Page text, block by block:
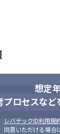
想定
プロセスな
レバテックID利用規
同意いただける場合